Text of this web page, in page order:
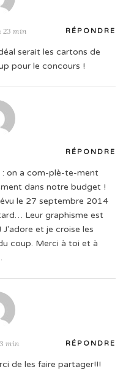
23 min RÉPONDRE
serait les cartons de
pour le concours !
RÉPONDRE
on a com-plè-te-ment
dans notre budget !
le 27 septembre 2014
Leur graphisme est
et je croise les
coup. Merci à toi et à
min RÉPONDRE
de les faire partager!!!